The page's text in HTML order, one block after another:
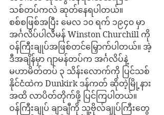
သစ်တပ်ကလဲ ဆုတ်နေရပါတယ်။
စစ်စဖြစ်အပြီး မေလ ၁၀ ရက် ၁၉၄၀ မှာ
အင်္ဂလိပ်ပါလီမန် Winston Churchill ကို
ဝန်ကြီးချုပ်အဖြစ်တင်မြှောက်ပါတယ်။ အဲ့
ဒီအချိန်မှာ ဂျာမန်တပ်က အင်္ဂလိပ်နဲ့
မဟာမိတ်တပ် ၃ သိန်းလောက်ကို ပြင်သစ်
နိုင်ငံထဲက Dunkirk ဒန်ကတ် ဆိုတဲ့မြို့နား
အထိ လာပိတ်တိုက်ဖို့ ပြင်ကြပါတယ်။
ဝန်ကြီးချုပ် ချာချီကို သူ့ဗိုလ်ချုပ်ကြီးတွေ